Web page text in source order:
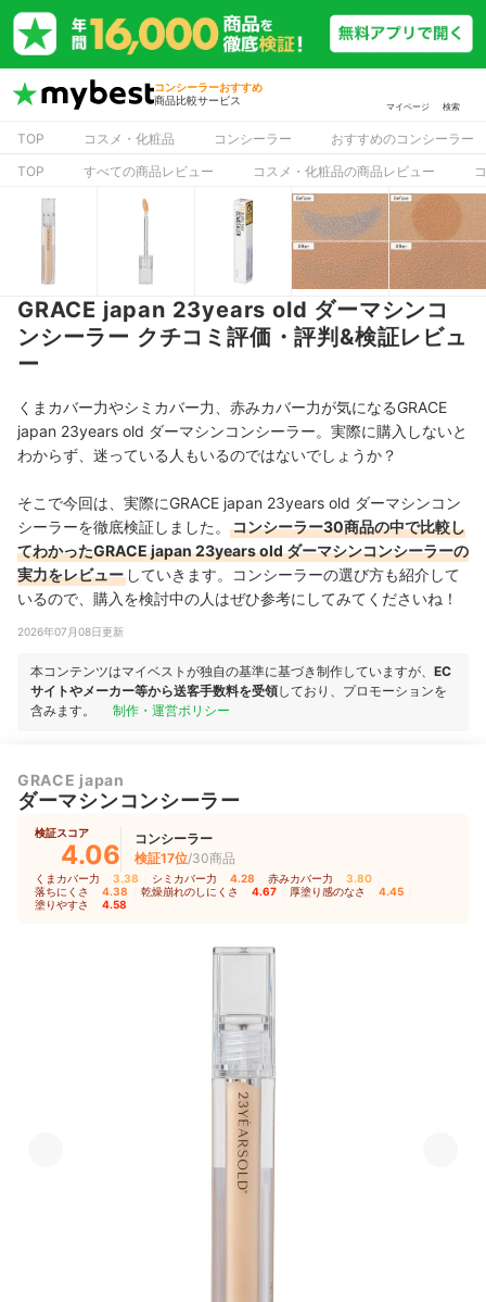
コンシーラーおすすめ
商品比較サービス
マイページ 検索
TOP コスメ・化粧品 コンシーラー
おすすめのコンシーラー
TOP
すべての商品レビュー コスメ・化粧品の商品レビュー
GRACE japan 23years old ダーマシンコ
ンシーラー クチコミ評価・評判&検証レビュ
ー
くまカバー力やシミカバー力、赤みカバー力が気になるGRACE
japan 23years old ダーマシンコンシーラー。実際に購入しないと
わからず、迷っている人もいるのではないでしょうか？
そこで今回は、実際にGRACE japan 23years old ダーマシンコン
シーラーを徹底検証しました。
コンシーラー30商品の中で比較し
てわかったGRACE japan 23years old ダーマシンコンシーラーの
実力をレビュー していきます。コンシーラーの選び方も紹介して
いるので、購入を検討中の人はぜひ参考にしてみてくださいね！
2026年07月08日更新
本コンテンツはマイベストが独自の基準に基づき制作していますが、 EC
サイトやメーカー等から送客手数料を受領しており、プロモーションを
含みます。
制作・運営ポリシー
GRACE japan
ダーマシンコンシーラー
検証スコア
4.06
コンシーラー
検証17位/30商品
くまカバー力 3.38 シミカバー力 4.28 赤みカバー力 3.80
落ちにくさ 4.38 乾燥崩れのしにくさ 4.67 厚塗り感のなさ 4.45
塗りやすさ 4.58